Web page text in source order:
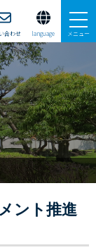
合わせ language メニュー
へ
ント推進